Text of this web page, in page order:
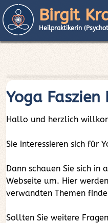
Birgit
Heilpraktikerin
Yoga Faszien
Hallo und herzlich
Sie interessieren sich für
Dann schauen Sie sich in
Webseite um. Hier
verwandten Themen
Sollten Sie weitere